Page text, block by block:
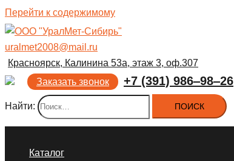
Перейти к содержимому
uralmet2008@mail.ru
Красноярск, Калинина 53а, этаж 3, оф.307
Заказать звонок
+7 (391) 986‒98‒26
Найти:
Каталог